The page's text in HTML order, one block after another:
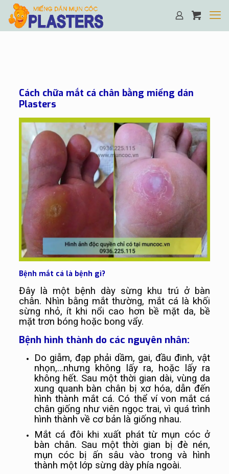
Cách chữa mắt cá chân bằng miếng dán
Plasters
Bệnh mắt cá là bệnh gì?
Đây là một bệnh dày sừng khu trú ở bàn
chân. Nhìn bằng mắt thường, mắt cá là khối
sừng nhỏ, ít khi nổi cao hơn bề mặt da, bề
mặt trơn bóng hoặc bong vẩy.
Bệnh hình thành do các nguyên nhân:
Do giẫm, đạp phải dầm, gai, đầu đinh, vật
nhọn,…nhưng không lấy ra, hoặc lấy ra
không hết. Sau một thời gian dài, vùng da
xung quanh bàn chân bị xơ hóa, dẫn đến
hình thành mắt cá. Có thể ví von mắt cá
chân giống như viên ngọc trai, vì quá trình
hình thành về cơ bản là giống nhau.
Mắt cá đôi khi xuất phát từ mụn cóc ở
bàn chân. Sau một thời gian bị đè nén,
mụn cóc bị ấn sâu vào trong và hình
thành một lớp sừng dày phía ngoài.